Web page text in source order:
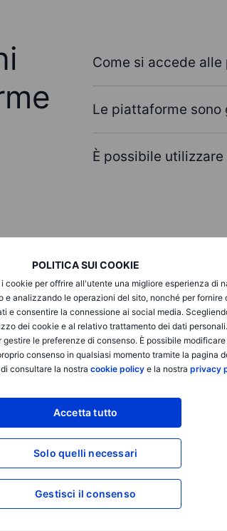
POLITICA SUI COOKIE
cookie per offrire all'utente una migliore esperienza di
e analizzando le operazioni del sito, nonché per fornire
e consentire la connessione ai social media.
dei cookie e al relativo trattamento dei dati
le preferenze di consenso. È possibile
consenso in qualsiasi momento tramite la pagina
consultare la nostra cookie policye la nostra privacy
Accetta tutto
Solo quelli necessari
Gestisci il consenso
Come si accede
Le piattaforme sono
È possibile
e strumenti
Notizie e
Ricevi notifiche su